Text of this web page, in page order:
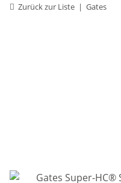
Zurück zur Liste Gates